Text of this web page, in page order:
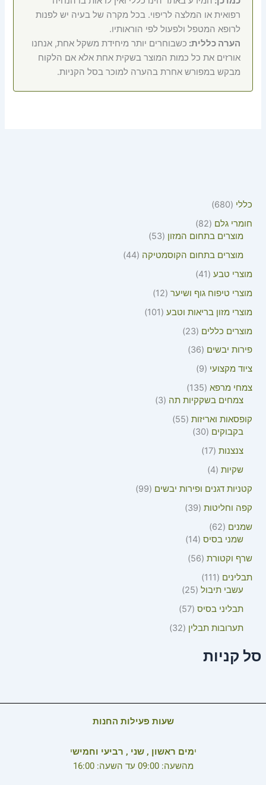
כללי
680
חומרי גלם
82
מוצרים בתחום המזון
53
מוצרים בתחום הקוסמטיקה 44
מוצרי טבע
41
מוצרי טיפוח גוף ושיער 12
מוצרי מזון בריאות וטבע
101
מוצרים כללים
23
פירות יבשים
36
ציוד מקצועי
9
צמחי מרפא 135
צמחים בשקקיות תה
3
קופסאות ואריזות 55
בקבוקים
30
צנצנות 17
שקיות 4
קטניות דגנים ופירות יבשים
99
קפה וחליטות 39
שמנים
62
שמני בסיס 14
שרף וקטורת 56
תבלינים
111
עשבי תיבול 25
תבליני בסיס 57
תערובות תבלין
32
סל קניות
רפואית או המלצה לריפוי. בכל מקרה של בעיה יש לפנות
לרופא המטפל ולפעול לפי הוראותיו.
הערה כללית: כשבוחרים יותר מיחידת משקל אחת, אנחנו
אורזים את כל כמות המוצר בשקית אחת אלא אם הלקוח
מבקש במפורש אחרת בהערה למוכר בסל הקניות.
שעות פעילות החנות
ימים ראשון , שני , רביעי וחמישי
מהשעה: 09:00 עד השעה: 16:00